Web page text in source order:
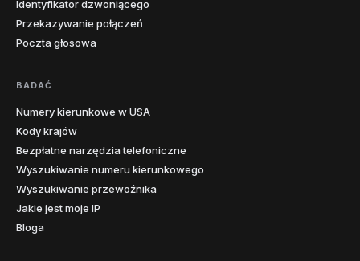
Identyfikator dzwoniącego
Przekazywanie połączeń
Poczta głosowa
BADAĆ
Numery kierunkowe w USA
Kody krajów
Bezpłatne narzędzia telefoniczne
Wyszukiwanie numeru kierunkowego
Wyszukiwanie przewoźnika
Jakie jest moje IP
Bloga